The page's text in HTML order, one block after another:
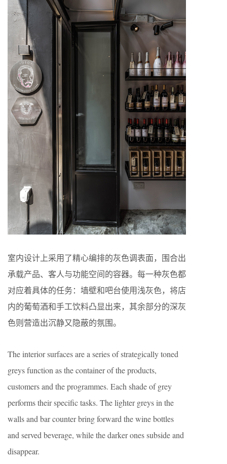
室内设计上采用了精心编排的灰色调表面，围合出
承载产品、客人与功能空间的容器。每一种灰色都
对应着具体的任务：墙壁和吧台使用浅灰色，将店
内的葡萄酒和手工饮料凸显出来，其余部分的深灰
色则营造出沉静又隐蔽的氛围。
The interior surfaces are a series of strategically toned
greys function as the container of the products,
customers and the programmes. Each shade of grey
performs their specific tasks. The lighter greys in the
walls and bar counter bring forward the wine bottles
and served beverage, while the darker ones subside and
disappear.